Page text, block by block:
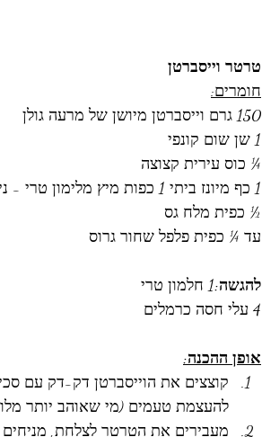
טרטר וייסברטן
חומרים:
150 גרם וייסברטן מיושן של מרעה גולן
1 שן שום קונפי
¼ כוס עירית קצוצה
1 כף מיונז ביתי 1 כפות מיץ מלימון טרי - ניתן למצוא מתכון
½ כפית מלח גס
עד ¼ כפית פלפל שחור גרוס
להגשה:1 חלמון טרי
4 עלי חסה כרמלים
אופן ההכנה:
קוצצים את הוייסברטן דק-דק עם
להעצמת טעמים (מי שאוהב יותר
מעבירים את הטרטר לצלחת, מניחים